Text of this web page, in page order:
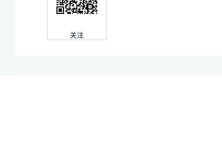
关注